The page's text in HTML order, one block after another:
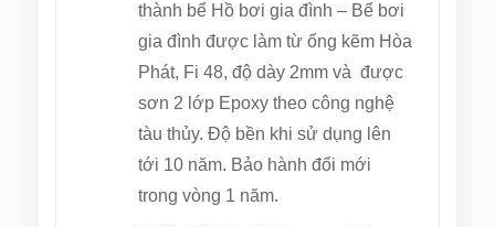
thành bể Hồ bơi gia đình – Bể bơi
gia đình được làm từ ống kẽm Hòa
Phát, Fi 48, độ dày 2mm và được
sơn 2 lớp Epoxy theo công nghệ
tàu thủy. Độ bền khi sử dụng lên
tới 10 năm. Bảo hành đổi mới
trong vòng 1 năm.